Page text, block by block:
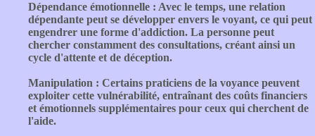
Dépendance émotionnelle : Avec le temps, une relation
dépendante peut se développer envers le voyant, ce qui peut
engendrer une forme d'addiction. La personne peut
chercher constamment des consultations, créant ainsi un
cycle d'attente et de déception.
Manipulation : Certains praticiens de la voyance peuvent
exploiter cette vulnérabilité, entraînant des coûts financiers
et émotionnels supplémentaires pour ceux qui cherchent de
l'aide.